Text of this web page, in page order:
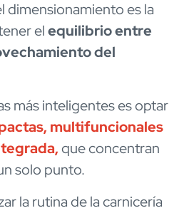
dimensionamiento es la
elequilibrio entre
del
más inteligentes es optar
multifuncionales
,que concentran
solo punto.
la rutina de la carnicería